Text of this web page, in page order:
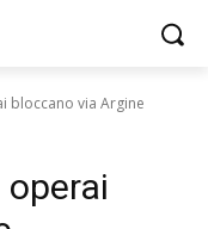
bloccano via Argine